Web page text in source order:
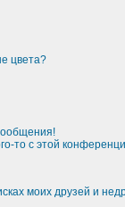
цвета?
то с этой
моих друзей и